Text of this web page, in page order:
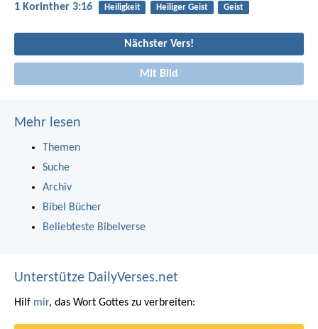
1 Korinther 3:16 Heiligkeit Heiliger Geist Geist
Nächster Vers!
Mit Bild
Mehr lesen
Themen
Suche
Archiv
Bibel Bücher
Beliebteste Bibelverse
Unterstütze DailyVerses.net
Hilf mir, das Wort Gottes zu verbreiten: